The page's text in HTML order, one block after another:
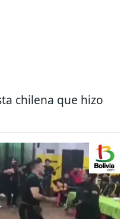
chilena que hizo